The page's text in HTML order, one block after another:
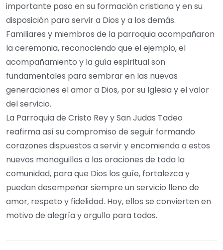
importante paso en su formación cristiana y en su
disposición para servir a Dios y a los demás.
Familiares y miembros de la parroquia acompañaron
la ceremonia, reconociendo que el ejemplo, el
acompañamiento y la guía espiritual son
fundamentales para sembrar en las nuevas
generaciones el amor a Dios, por su Iglesia y el valor
del servicio.
La Parroquia de Cristo Rey y San Judas Tadeo
reafirma así su compromiso de seguir formando
corazones dispuestos a servir y encomienda a estos
nuevos monaguillos a las oraciones de toda la
comunidad, para que Dios los guíe, fortalezca y
puedan desempeñar siempre un servicio lleno de
amor, respeto y fidelidad. Hoy, ellos se convierten en
motivo de alegría y orgullo para todos.